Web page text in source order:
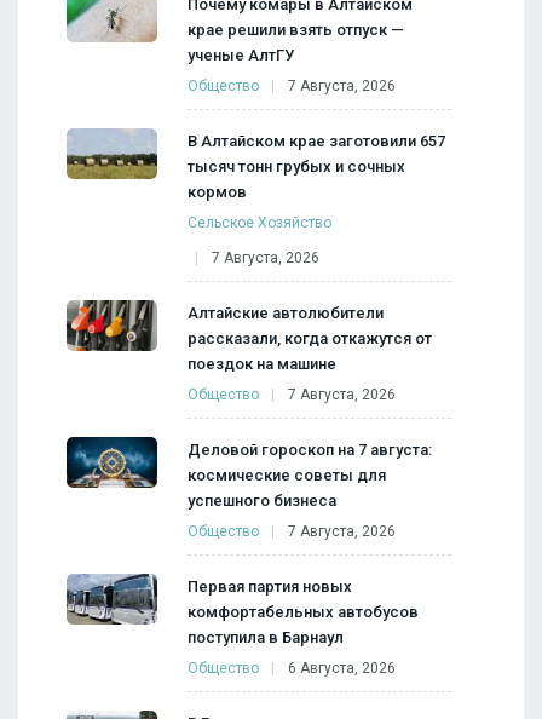
Почему комары в Алтайском
крае решили взять отпуск —
ученые АлтГУ
Общество 7 Августа, 2026
В Алтайском крае заготовили 657
тысяч тонн грубых и сочных
кормов
Сельское Хозяйство
7 Августа, 2026
Алтайские автолюбители
рассказали, когда откажутся от
поездок на машине
Общество 7 Августа, 2026
Деловой гороскоп на 7 августа:
космические советы для
успешного бизнеса
Общество 7 Августа, 2026
Первая партия новых
комфортабельных автобусов
поступила в Барнаул
Общество 6 Августа, 2026